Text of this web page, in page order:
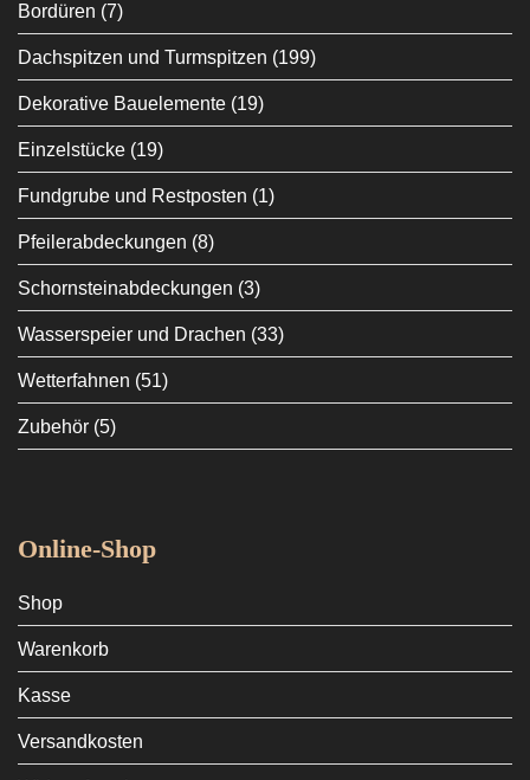
Bordüren (7)
Dachspitzen und Turmspitzen (199)
Dekorative Bauelemente (19)
Einzelstücke (19)
Fundgrube und Restposten (1)
Pfeilerabdeckungen (8)
Schornsteinabdeckungen (3)
Wasserspeier und Drachen (33)
Wetterfahnen (51)
Zubehör (5)
Online-Shop
Shop
Warenkorb
Kasse
Versandkosten